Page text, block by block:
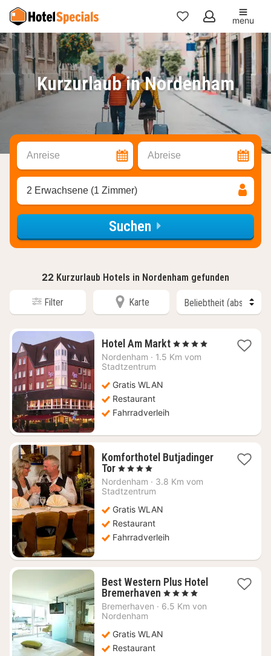
Meine
Favoriten
menu
Kurzurlaub in Nordenham
Anreise Abreise
2 Erwachsene (1 Zimmer)
Suchen
22 Kurzurlaub Hotels in Nordenham gefunden
Filter Karte
Hotel Am Markt1
Nacht
, 4 Sterne
Nordenham · 1.5 Km vom
Stadtzentrum
Gratis WLAN
Restaurant
Fahrradverleih
Komforthotel Butjadinger
Tor1
Nacht
ab
€
, 4 Sterne
Nordenham · 3.8 Km vom
Stadtzentrum
Gratis WLAN
Restaurant
Fahrradverleih
Best Western Plus Hotel
Bremerhaven 1
Nacht
€
, 4 Sterne
Bremerhaven · 6.5 Km von
Nordenham
Gratis WLAN
Restaurant